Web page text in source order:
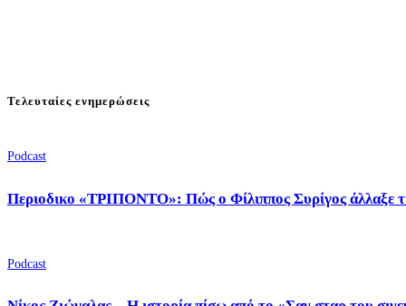
Τελευταίες ενημερώσεις
Podcast
Περιοδικο «ΤΡΙΠΟΝΤΟ»: Πώς ο Φίλιππος Συρίγος άλλαξε
Podcast